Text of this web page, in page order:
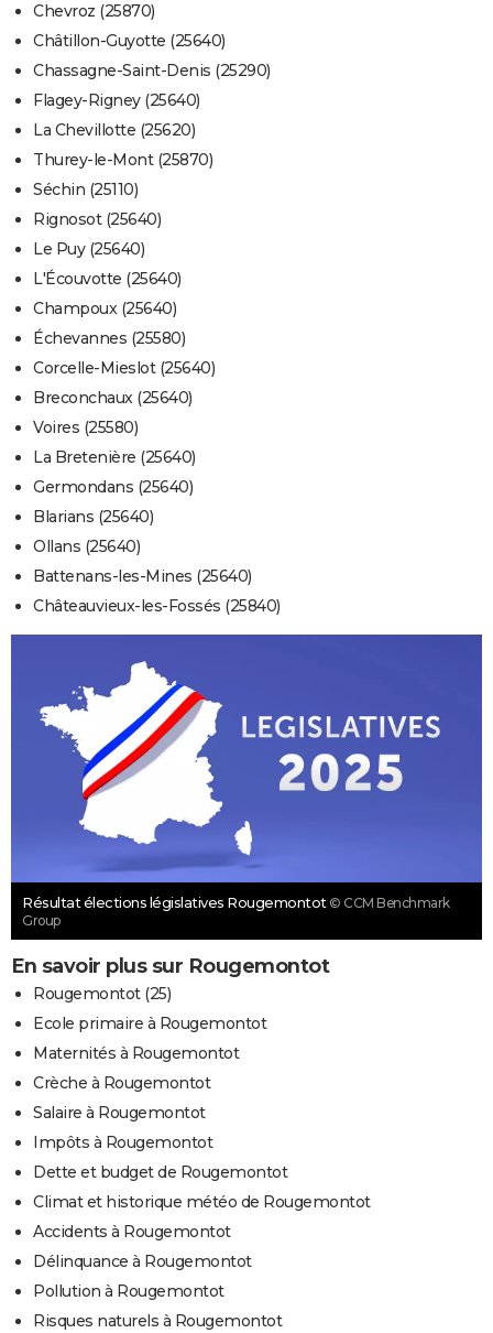
Chevroz (25870)
Châtillon-Guyotte (25640)
Chassagne-Saint-Denis (25290)
Flagey-Rigney (25640)
La Chevillotte (25620)
Thurey-le-Mont (25870)
Séchin (25110)
Rignosot (25640)
Le Puy (25640)
L'Écouvotte (25640)
Champoux (25640)
Échevannes (25580)
Corcelle-Mieslot (25640)
Breconchaux (25640)
Voires (25580)
La Bretenière (25640)
Germondans (25640)
Blarians (25640)
Ollans (25640)
Battenans-les-Mines (25640)
Châteauvieux-les-Fossés (25840)
Résultat élections législatives Rougemontot © CCM Benchmark
Group
En savoir plus sur Rougemontot
Rougemontot (25)
Ecole primaire à Rougemontot
Maternités à Rougemontot
Crèche à Rougemontot
Salaire à Rougemontot
Impôts à Rougemontot
Dette et budget de Rougemontot
Climat et historique météo de Rougemontot
Accidents à Rougemontot
Délinquance à Rougemontot
Pollution à Rougemontot
Risques naturels à Rougemontot